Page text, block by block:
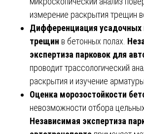
измерение раскрытия трещин
Дифференциация усадочных
трещин в бетонных полах.
экспертиза парковок для
проводит трассологический
раскрытия и изучение
Оценка морозостойкости
невозможности отбора
Независимая экспертиза